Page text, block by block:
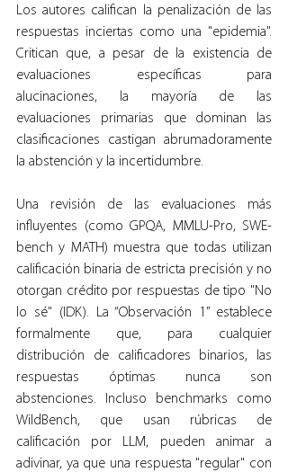
Los autores califican la penalización de las
respuestas inciertas como una "epidemia".
Critican que, a pesar de la existencia de
evaluaciones específicas para
alucinaciones, la mayoría de las
evaluaciones primarias que dominan las
clasificaciones castigan abrumadoramente
la abstención y la incertidumbre.
Una revisión de las evaluaciones más
influyentes (como GPQA, MMLU-Pro, SWE-
bench y MATH) muestra que todas utilizan
calificación binaria de estricta precisión y no
otorgan crédito por respuestas de tipo "No
lo sé" (IDK). La “Observación 1” establece
formalmente que, para cualquier
distribución de calificadores binarios, las
respuestas óptimas nunca son
abstenciones. Incluso benchmarks como
WildBench, que usan rúbricas de
calificación por LLM, pueden animar a
adivinar, ya que una respuesta "regular" con